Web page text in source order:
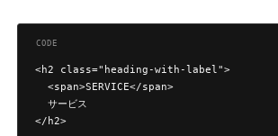
<h2 class="heading-with-label">
  <span>SERVICE</span>
  サービス
</h2>